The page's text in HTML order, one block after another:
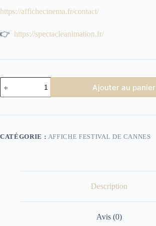
https://affichecinema.fr/contact/
👉 https://spectacleanimation.fr/
quantité
de
Affiche
de
Ajouter au panier
CATÉGORIE : AFFICHE FESTIVAL DE CANNES
Description
Avis (0)